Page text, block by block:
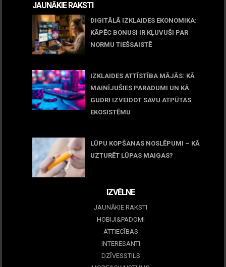
JAUNĀKIE RAKSTI
DIGITĀLĀ IZKLAIDES EKONOMIKA:
KĀPĒC BONUSI IR KĻUVUŠI PAR
NORMU TIEŠSAISTĒ
IZKLAIDES ATTĪSTĪBA MĀJĀS: KĀ
MAINĪJUŠIES PARADUMI UN KĀ
GUDRI IZVEIDOT SAVU ATPŪTAS
EKOSISTĒMU
LŪPU KOPŠANAS NOSLĒPUMI – KĀ
UZTURĒT LŪPAS MAIGAS?
IZVĒLNE
JAUNĀKIE RAKSTI
HOBIJI&PADOMI
ATTIECĪBAS
INTERESANTI
DZĪVESSTILS